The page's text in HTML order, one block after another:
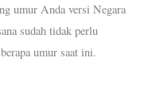
umur Anda versi Negara
sudah tidak perlu
umur saat ini.